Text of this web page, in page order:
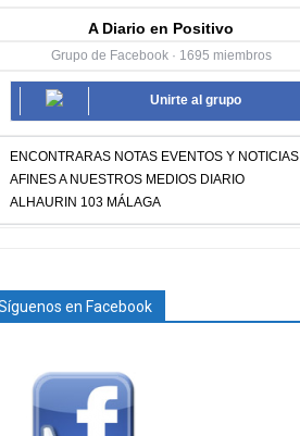
A Diario en Positivo
Grupo de Facebook · 1695 miembros
Unirte al grupo
ENCONTRARAS NOTAS EVENTOS Y NOTICIAS
AFINES A NUESTROS MEDIOS DIARIO
ALHAURIN 103 MÁLAGA
en Facebook